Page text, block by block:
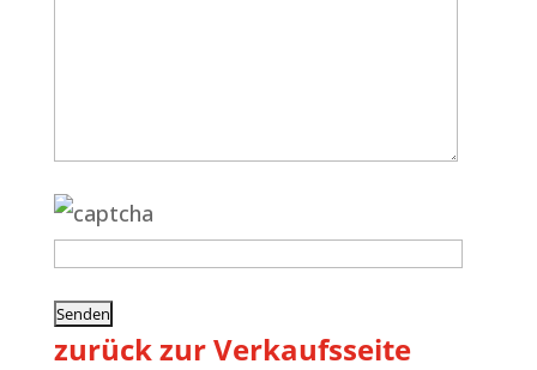
zurück zur Verkaufsseite